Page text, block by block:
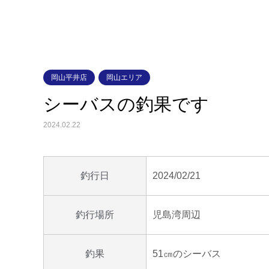
岡山平井店 岡山エリア
シーバスの釣果です
2024.02.22
釣行日 2024/02/21
釣行場所 児島湾周辺
釣果 51㎝のシーバス